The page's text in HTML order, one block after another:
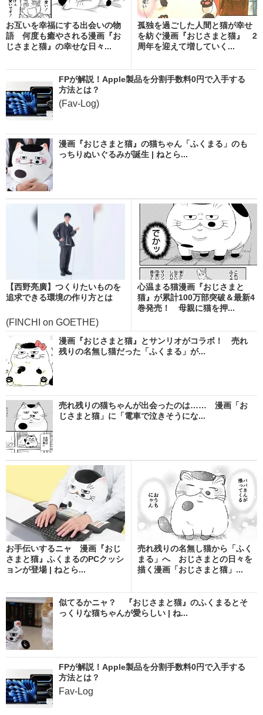
お互いを幸福にする出会いの物
語 何度も癒やされる漫画『お
じさまと猫』の幸せな日々...
孤独を過ごした人間と猫が幸せ
を紡ぐ漫画『おじさまと猫』 2
周年を迎えて増していく...
FPが解説！Apple製品を分割手数料0円で入手する
方法とは？
(Fav-Log)
漫画『おじさまと猫』の猫ちゃん「ふくまる」のも
っちりぬいぐるみが誕生 | ねとら...
【西野亮廣】つくりたいものを
追求できる環境の作り方とは
(FINCHI on GOETHE)
心温まる猫漫画『おじさまと
猫』が累計100万部突破＆最新4
巻発売！ 母親に猫を押...
漫画『おじさまと猫』とサンリオがコラボ！ 売れ
残りの名無し猫だった「ふくまる」が...
売れ残りの猫ちゃんが出会ったのは…… 漫画「お
じさまと猫」に「電車で泣きそうにな...
お手伝いするニャ 漫画『おじ
さまと猫』ふくまるのPCクッシ
ョンが登場 | ねとら...
売れ残りの名無し猫から「ふく
まる」へ おじさまとの日々を
描く漫画「おじさまと猫」...
似てるかニャ？ 『おじさまと猫』のふくまるとそ
っくりな猫ちゃんが愛らしい | ね...
FPが解説！Apple製品を分割手数料0円で入手する
方法とは？
Fav-Log